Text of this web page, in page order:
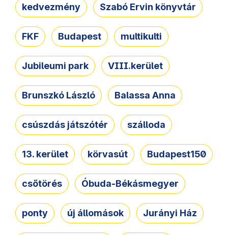
kedvezmény Szabó Ervin könyvtár
FKF Budapest multikulti
Jubileumi park VIII.kerület
Brunszkó László Balassa Anna
csúszdás játszótér szálloda
13. kerület körvasút Budapest150
csőtörés Óbuda-Békásmegyer
ponty új állomások Jurányi Ház